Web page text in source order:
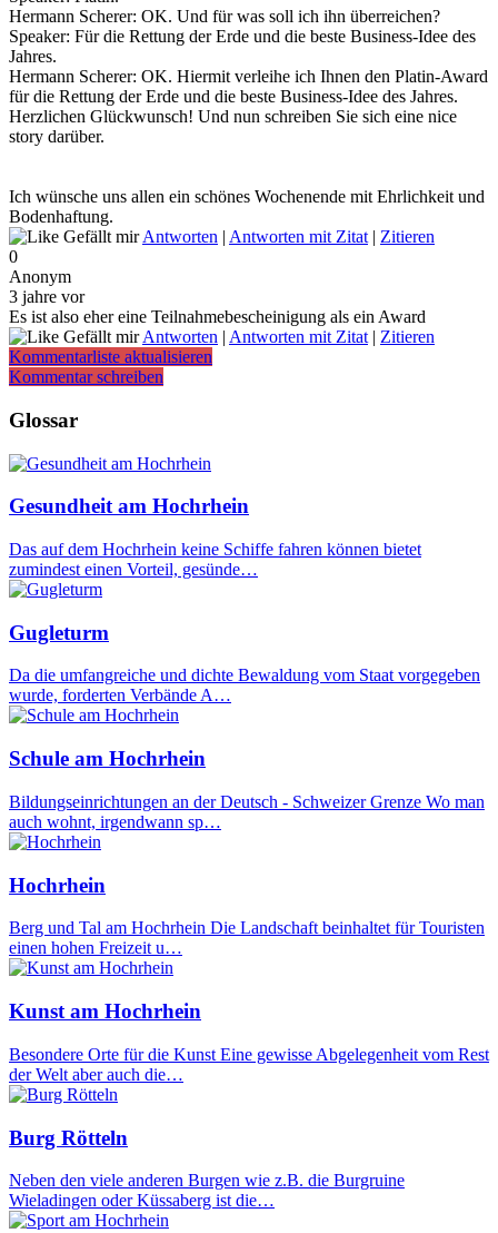
Hermann Scherer: OK. Und für was soll ich ihn überreichen?
Speaker: Für die Rettung der Erde und die beste Business-Idee des
Jahres.
Hermann Scherer: OK. Hiermit verleihe ich Ihnen den Platin-Award
für die Rettung der Erde und die beste Business-Idee des Jahres.
Herzlichen Glückwunsch! Und nun schreiben Sie sich eine nice
story darüber.
Ich wünsche uns allen ein schönes Wochenende mit Ehrlichkeit und
Bodenhaftung.
Gefällt mirAntworten | Antworten mit Zitat | Zitieren
0
Anonym
3 jahre vor
Es ist also eher eine Teilnahmebescheinigung als ein Award
Gefällt mirAntworten | Antworten mit Zitat | Zitieren
Kommentarliste aktualisieren
Kommentar schreiben
Glossar
Gesundheit am Hochrhein
Das auf dem Hochrhein keine Schiffe fahren können bietet
zumindest einen Vorteil, gesünde…
Gugleturm
Da die umfangreiche und dichte Bewaldung vom Staat vorgegeben
wurde, forderten Verbände A…
Schule am Hochrhein
Bildungseinrichtungen an der Deutsch - Schweizer Grenze Wo man
auch wohnt, irgendwann sp…
Hochrhein
Berg und Tal am Hochrhein Die Landschaft beinhaltet für Touristen
einen hohen Freizeit u…
Kunst am Hochrhein
Besondere Orte für die Kunst Eine gewisse Abgelegenheit vom Rest
der Welt aber auch die…
Burg Rötteln
Neben den viele anderen Burgen wie z.B. die Burgruine
Wieladingen oder Küssaberg ist die…